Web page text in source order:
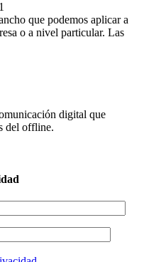
que podemos aplicar a
o a nivel particular. Las
digital que
del offline.